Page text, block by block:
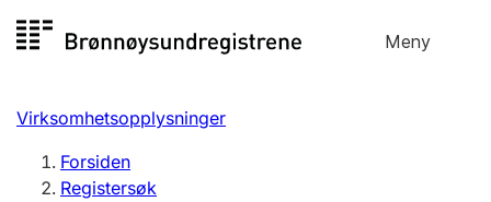
til
Meny
Registersøk
Aksjeselskap
Virksomhetsopplysninger
Forsiden
Registersøk